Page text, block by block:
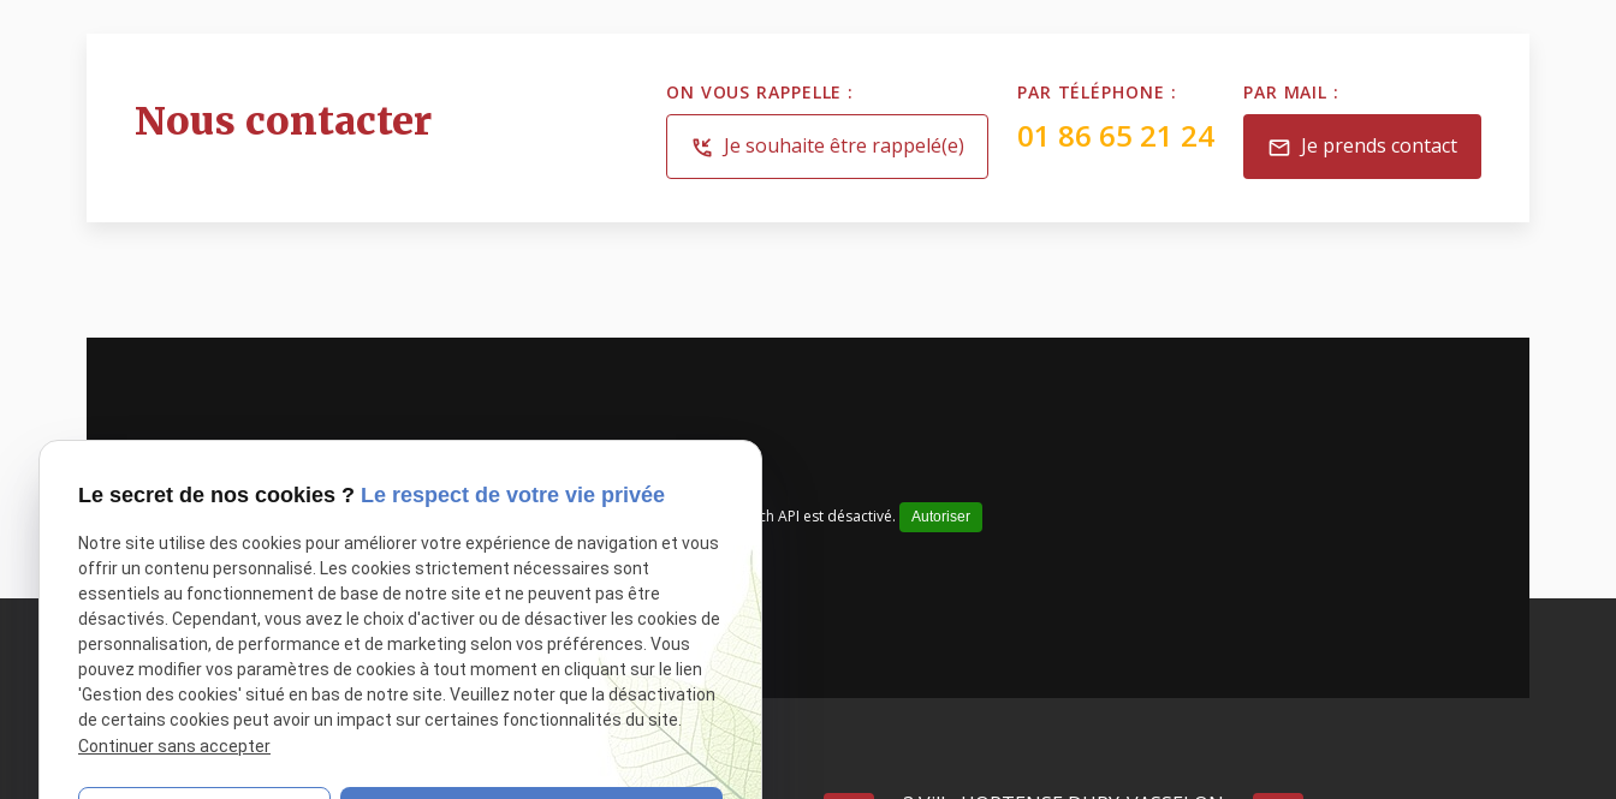
Nous contacter
ON VOUS RAPPELLE :
phone_callback Je souhaite être rappelé(e)
PAR TÉLÉPHONE :
01 86 65 21 24
PAR MAIL :
mail Je prends contact
Google Maps Search API est désactivé. Autoriser
Le secret de nos cookies ? Le respect de votre vie privée
Notre site utilise des cookies pour améliorer votre expérience de navigation et vous
offrir un contenu personnalisé. Les cookies strictement nécessaires sont
essentiels au fonctionnement de base de notre site et ne peuvent pas être
désactivés. Cependant, vous avez le choix d'activer ou de désactiver les cookies de
personnalisation, de performance et de marketing selon vos préférences. Vous
pouvez modifier vos paramètres de cookies à tout moment en cliquant sur le lien
'Gestion des cookies' situé en bas de notre site. Veuillez noter que la désactivation
de certains cookies peut avoir un impact sur certaines fonctionnalités du site.
Continuer sans accepter